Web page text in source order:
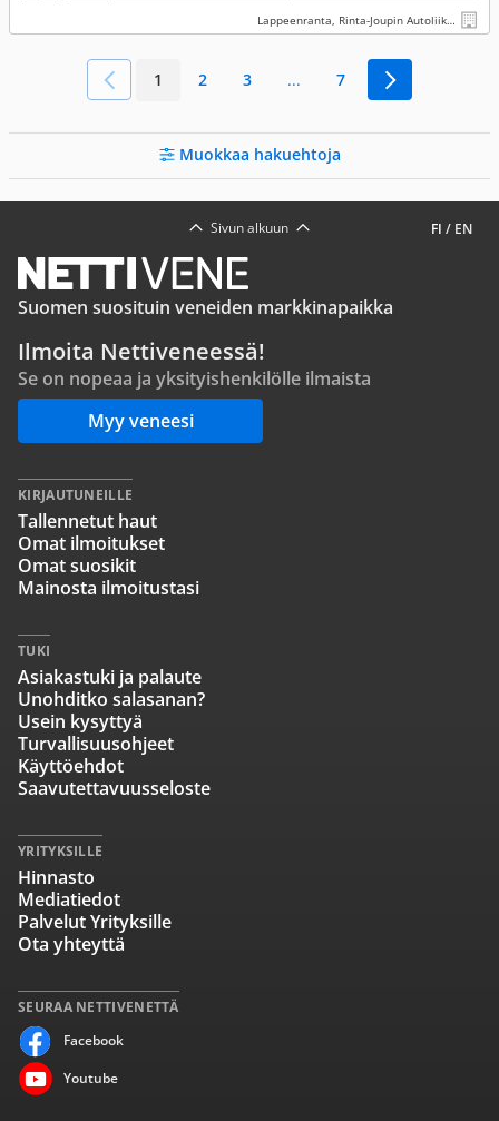
Lappeenranta, Rinta-Joupin Autoliike, Lappeenranta
1 2 3 ... 7
Muokkaa hakuehtoja
FI / EN
Sivun alkuun
Suomen suosituin veneiden markkinapaikka
Ilmoita Nettiveneessä!
Se on nopeaa ja yksityishenkilölle ilmaista
Myy veneesi
SEURAA NETTIVENETTÄ
Facebook
Youtube
KIRJAUTUNEILLE
Tallennetut haut
Omat ilmoitukset
Omat suosikit
Mainosta ilmoitustasi
TUKI
Asiakastuki ja palaute
Unohditko salasanan?
Usein kysyttyä
Turvallisuusohjeet
Käyttöehdot
Saavutettavuusseloste
YRITYKSILLE
Hinnasto
Mediatiedot
Palvelut Yrityksille
Ota yhteyttä